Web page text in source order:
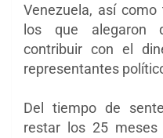
Venezuela, así
los que alegaron
contribuir con el
representantes
Del tiempo de
restar los 25